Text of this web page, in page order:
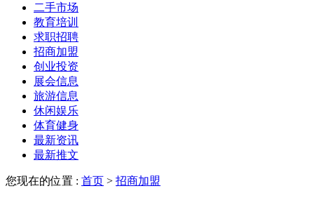
二手市场
教育培训
求职招聘
招商加盟
创业投资
展会信息
旅游信息
休闲娱乐
体育健身
最新资讯
最新推文
您现在的位置 : 首页 > 招商加盟